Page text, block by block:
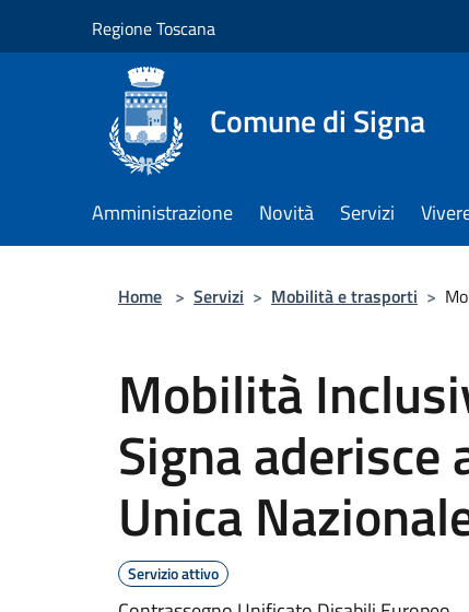
Regione Toscana
Comune di Signa
Amministrazione Novità Servizi
Home > Servizi > Mobilità e trasporti >
Mobilità
Signa
Unica
Servizio attivo